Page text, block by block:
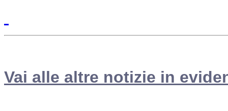
Vai alle altre notizie in